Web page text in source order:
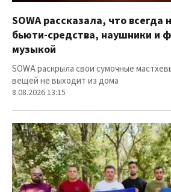
SOWA рассказала, что всегда
бьюти-средства, наушники и
музыкой
SOWA раскрыла свои сумочные
вещей не выходит из дома
8.08.2026 13:15